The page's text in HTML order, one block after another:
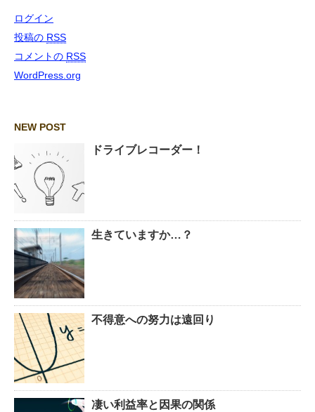
ログイン
投稿の RSS
コメントの RSS
WordPress.org
NEW POST
ドライブレコーダー！
生きていますか…？
不得意への努力は遠回り
凄い利益率と因果の関係